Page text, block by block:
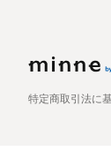
特定商取引法に